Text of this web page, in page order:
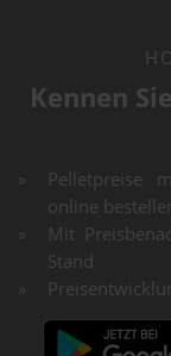
Kennen
Pelletpreise
online
Mit
Stand